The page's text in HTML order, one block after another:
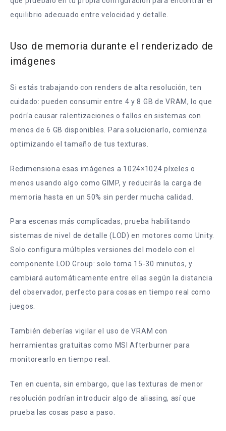
equilibrio adecuado entre velocidad y detalle.
Uso de memoria durante el renderizado de
imágenes
Si estás trabajando con renders de alta resolución, ten
cuidado: pueden consumir entre 4 y 8 GB de VRAM, lo que
podría causar ralentizaciones o fallos en sistemas con
menos de 6 GB disponibles. Para solucionarlo, comienza
optimizando el tamaño de tus texturas.
Redimensiona esas imágenes a 1024×1024 píxeles o
menos usando algo como GIMP, y reducirás la carga de
memoria hasta en un 50% sin perder mucha calidad.
Para escenas más complicadas, prueba habilitando
sistemas de nivel de detalle (LOD) en motores como Unity.
Solo configura múltiples versiones del modelo con el
componente LOD Group: solo toma 15-30 minutos, y
cambiará automáticamente entre ellas según la distancia
del observador, perfecto para cosas en tiempo real como
juegos.
También deberías vigilar el uso de VRAM con
herramientas gratuitas como MSI Afterburner para
monitorearlo en tiempo real.
Ten en cuenta, sin embargo, que las texturas de menor
resolución podrían introducir algo de aliasing, así que
prueba las cosas paso a paso.